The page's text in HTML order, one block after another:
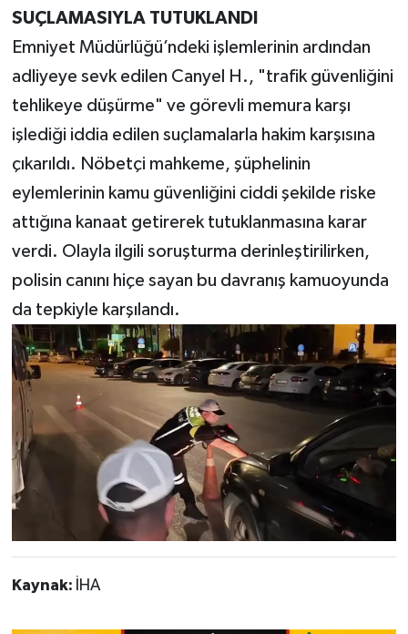
SUÇLAMASIYLA TUTUKLANDI
Emniyet Müdürlüğü’ndeki işlemlerinin ardından
adliyeye sevk edilen Canyel H., "trafik güvenliğini
tehlikeye düşürme" ve görevli memura karşı
işlediği iddia edilen suçlamalarla hakim karşısına
çıkarıldı. Nöbetçi mahkeme, şüphelinin
eylemlerinin kamu güvenliğini ciddi şekilde riske
attığına kanaat getirerek tutuklanmasına karar
verdi. Olayla ilgili soruşturma derinleştirilirken,
polisin canını hiçe sayan bu davranış kamuoyunda
da tepkiyle karşılandı.
Kaynak: İHA